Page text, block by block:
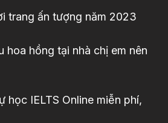
trang ấn tượng năm 2023
hoa hồng tại nhà chị em nên
học IELTS Online miễn phí,